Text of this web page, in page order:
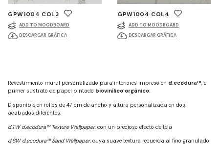
GPW1004 COL3
ADD TO MOODBOARD
DESCARGAR GRÁFICA
GPW1004 COL4
ADD TO MOODBOARD
DESCARGAR GRÁFICA
Revestimiento mural personalizado para interiores impreso en d.ecodura™, el
primer sustrato de papel pintado biovinílico orgánico.
Disponible en rollos de 47 cm de ancho y altura personalizada en dos
acabados diferentes:
d.TW d.ecodura™ Texture Wallpaper, con un precioso efecto de tela
d.SW d.ecodura™ Sand Wallpaper, cuya suave textura recuerda al fino granulado